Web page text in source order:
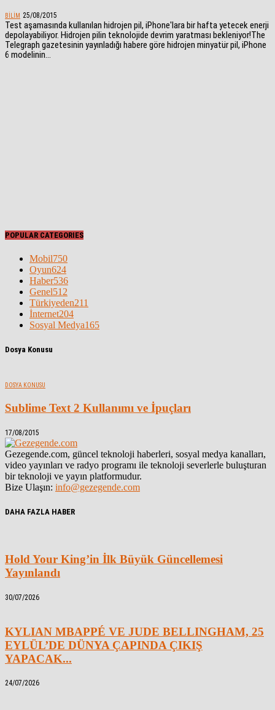
BILIM 25/08/2015
Test aşamasında kullanılan hidrojen pil, iPhone'lara bir hafta yetecek enerji
depolayabiliyor. Hidrojen pilin teknolojide devrim yaratması bekleniyor!The
Telegraph gazetesinin yayınladığı habere göre hidrojen minyatür pil, iPhone
6 modelinin...
POPULAR CATEGORIES
Mobil750
Oyun624
Haber536
Genel512
Türkiyeden211
İnternet204
Sosyal Medya165
Dosya Konusu
DOSYA KONUSU
Sublime Text 2 Kullanımı ve İpuçları
17/08/2015
Gezegende.com, güncel teknoloji haberleri, sosyal medya kanalları,
video yayınları ve radyo programı ile teknoloji severlerle buluşturan
bir teknoloji ve yayın platformudur.
Bize Ulaşın: info@gezegende.com
DAHA FAZLA HABER
Hold Your King’in İlk Büyük Güncellemesi
Yayınlandı
30/07/2026
KYLIAN MBAPPÉ VE JUDE BELLINGHAM, 25
EYLÜL’DE DÜNYA ÇAPINDA ÇIKIŞ
YAPACAK...
24/07/2026